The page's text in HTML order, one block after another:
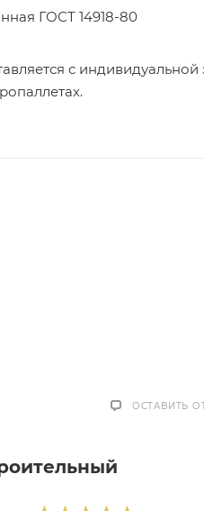
ГОСТ 14918-80
с индивидуальной
ОСТАВИТЬ